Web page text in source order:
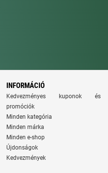
INFORMÁCIÓ
Kedvezményes kuponok és
promóciók
Minden kategória
Minden márka
Minden e-shop
Újdonságok
Kedvezmények